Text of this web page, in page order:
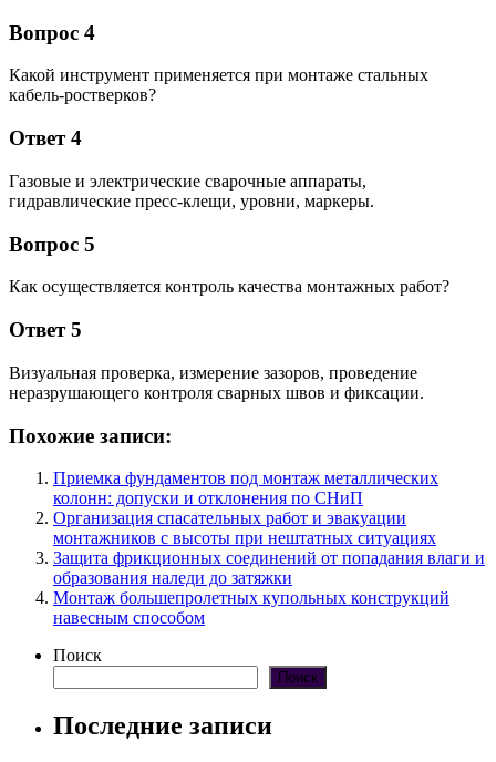
Вопрос 4
Какой инструмент применяется при монтаже стальных
кабель-ростверков?
Ответ 4
Газовые и электрические сварочные аппараты,
гидравлические пресс-клещи, уровни, маркеры.
Вопрос 5
Как осуществляется контроль качества монтажных работ?
Ответ 5
Визуальная проверка, измерение зазоров, проведение
неразрушающего контроля сварных швов и фиксации.
Похожие записи:
Приемка фундаментов под монтаж металлических
колонн: допуски и отклонения по СНиП
Организация спасательных работ и эвакуации
монтажников с высоты при нештатных ситуациях
Защита фрикционных соединений от попадания влаги и
образования наледи до затяжки
Монтаж большепролетных купольных конструкций
навесным способом
Поиск
Поиск
Последние записи